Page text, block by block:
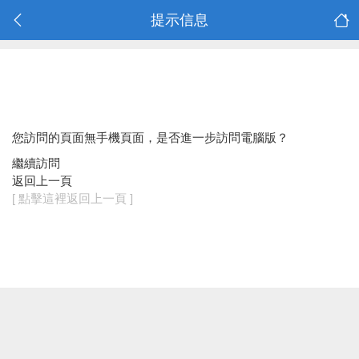
提示信息
您訪問的頁面無手機頁面，是否進一步訪問電腦版？
繼續訪問
返回上一頁
[ 點擊這裡返回上一頁 ]